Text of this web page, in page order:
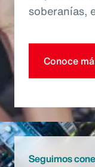
soberanías,
Conoce
Seguimos